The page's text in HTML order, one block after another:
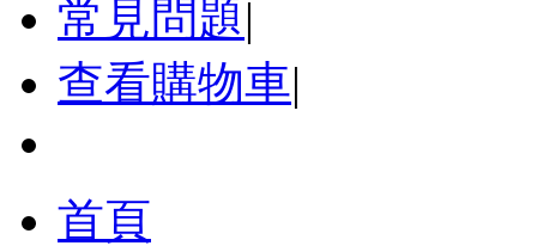
常見問題|
查看購物車|
首頁